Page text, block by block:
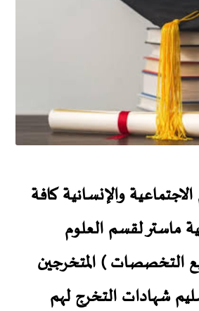
والإنسانية كافة
ماستر لقسم العلوم
التخصصات ) المتخرجين
شهادات التخرج لهم